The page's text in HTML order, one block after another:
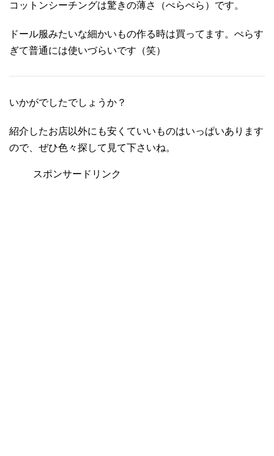
コットンシーチングは驚きの薄さ（ぺらぺら）です。
ドール服みたいな細かいもの作る時は買ってます。ぺらす
ぎて普通には使いづらいです（笑）
いかがでしたでしょうか？
紹介したお店以外にも安くていいものはいっぱいあります
ので、ぜひ色々探して見て下さいね。
スポンサードリンク